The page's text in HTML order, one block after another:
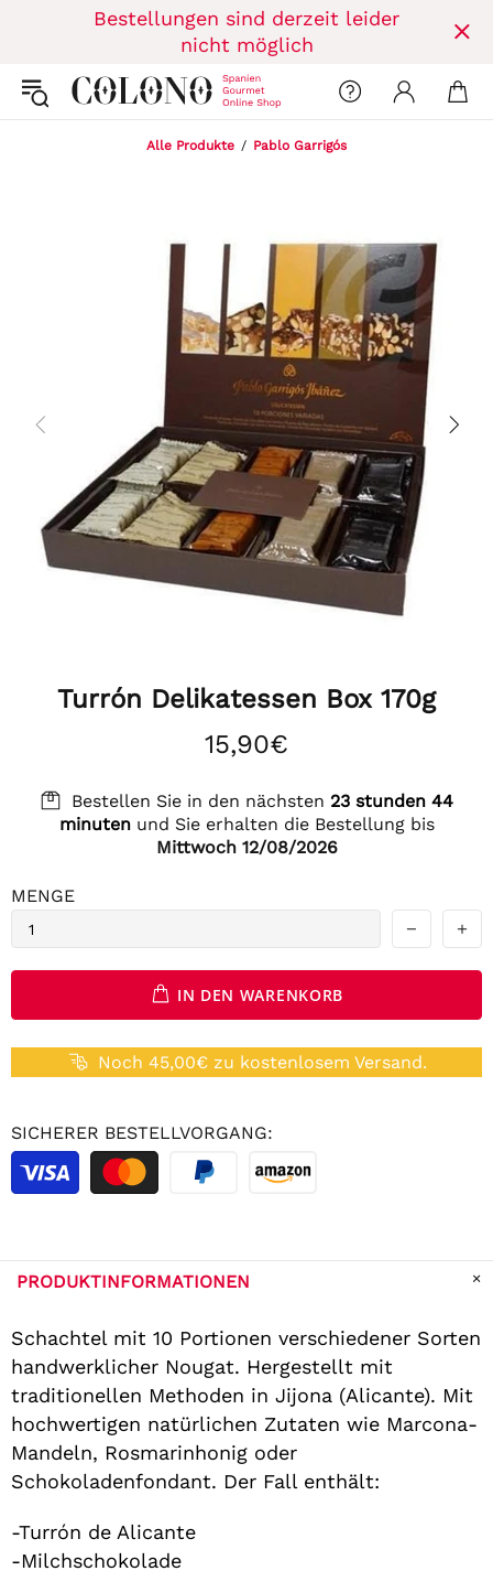
Bestellungen sind derzeit leider
nicht möglich
Alle Produkte Pablo Garrigós
Turrón Delikatessen Box 170g
15,90€
Bestellen Sie in den nächsten 23 stunden 44
minutenund Sie erhalten die Bestellung bis
Mittwoch 12/08/2026
MENGE
IN DEN WARENKORB
Noch 45,00€ zu kostenlosem Versand.
SICHERER BESTELLVORGANG:
PRODUKTINFORMATIONEN
Schachtel mit 10 Portionen verschiedener Sorten
handwerklicher Nougat. Hergestellt mit
traditionellen Methoden in Jijona (Alicante). Mit
hochwertigen natürlichen Zutaten wie Marcona-
Mandeln, Rosmarinhonig oder
Schokoladenfondant. Der Fall enthält:
-Turrón de Alicante
-Milchschokolade